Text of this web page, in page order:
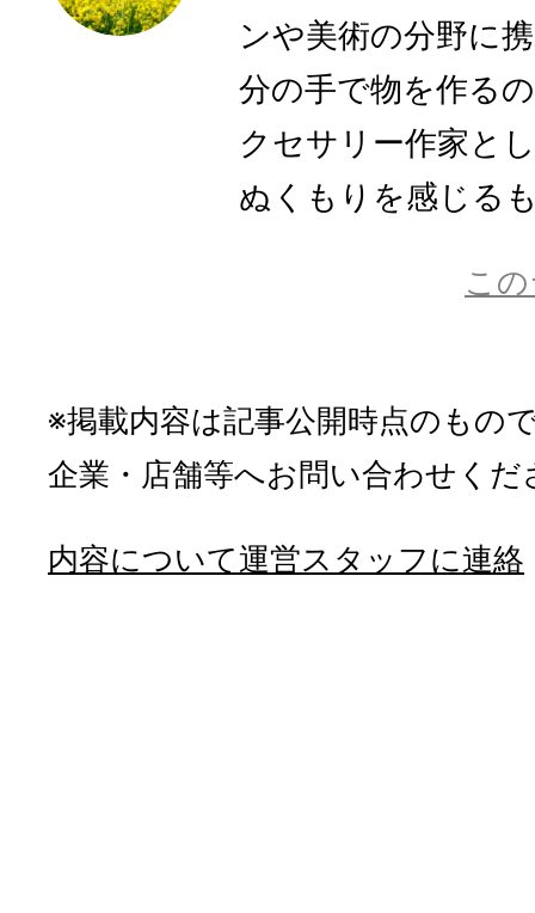
ンや美術の分野に
分の手で物を作る
クセサリー作家と
ぬくもりを感じる
こ
※掲載内容は記事公開時点のもの
企業・店舗等へお問い合わせくだ
内容について運営スタッフに連絡